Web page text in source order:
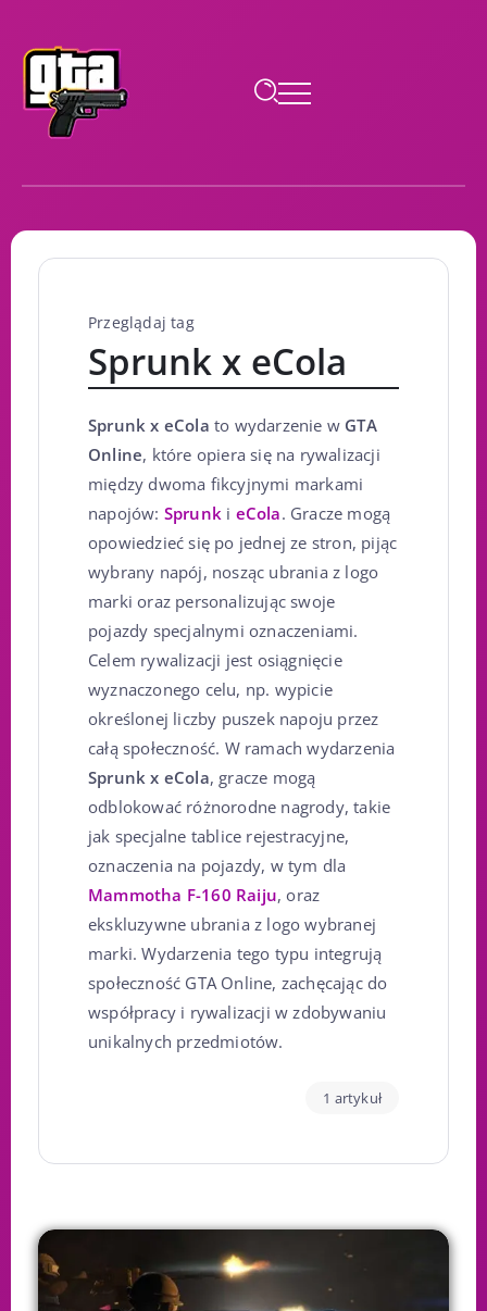
Przeglądaj tag
Sprunk x eCola
Sprunk x eCola to wydarzenie w GTA
Online, które opiera się na rywalizacji
między dwoma fikcyjnymi markami
napojów: Sprunk i eCola. Gracze mogą
opowiedzieć się po jednej ze stron, pijąc
wybrany napój, nosząc ubrania z logo
marki oraz personalizując swoje
pojazdy specjalnymi oznaczeniami.
Celem rywalizacji jest osiągnięcie
wyznaczonego celu, np. wypicie
określonej liczby puszek napoju przez
całą społeczność. W ramach wydarzenia
Sprunk x eCola, gracze mogą
odblokować różnorodne nagrody, takie
jak specjalne tablice rejestracyjne,
oznaczenia na pojazdy, w tym dla
Mammotha F-160 Raiju, oraz
ekskluzywne ubrania z logo wybranej
marki. Wydarzenia tego typu integrują
społeczność GTA Online, zachęcając do
współpracy i rywalizacji w zdobywaniu
unikalnych przedmiotów.
1 artykuł